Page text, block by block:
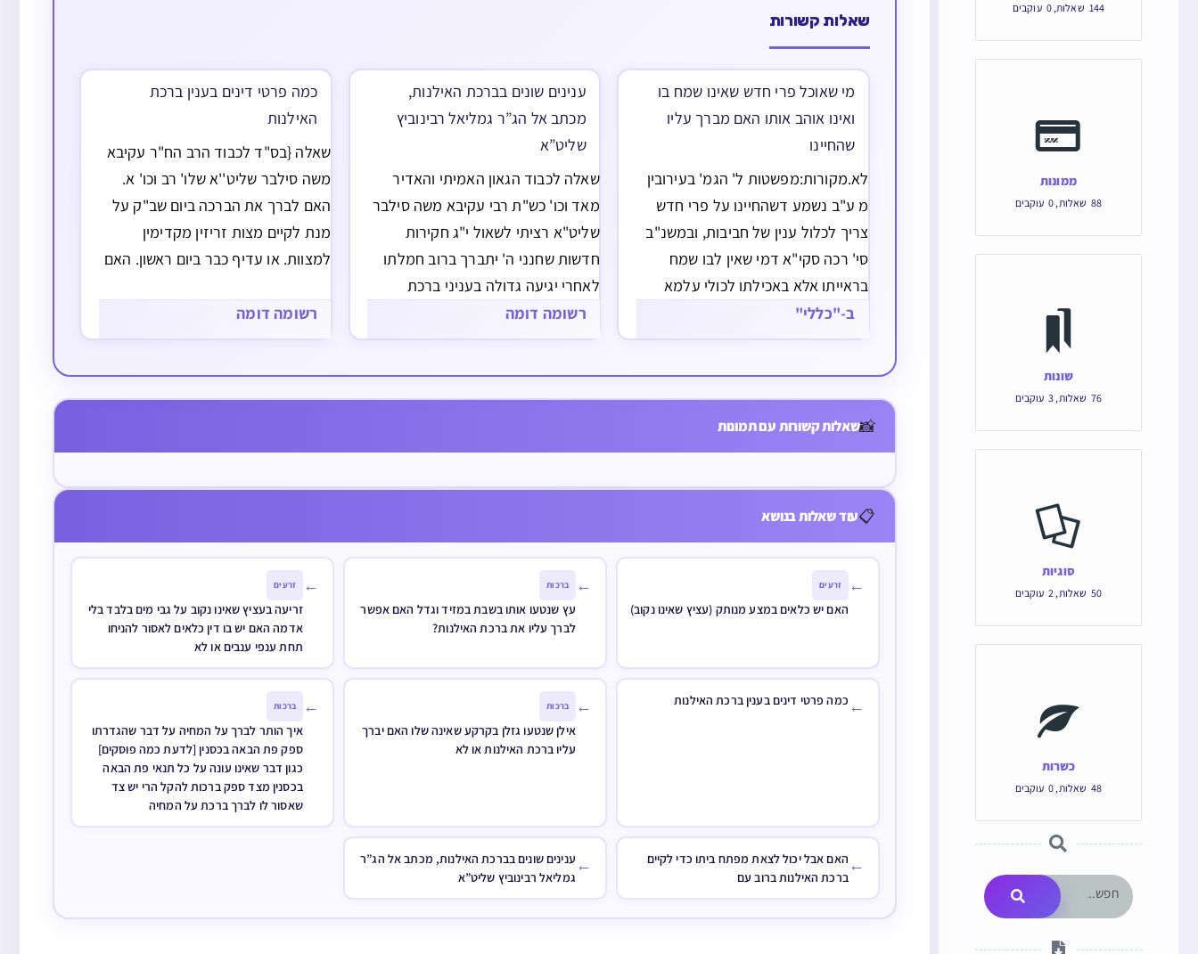
שאלות קשורות
מי שאוכל פרי חדש שאינו שמח בו
ואינו אוהב אותו האם מברך עליו
שהחיינו
לא.מקורות:מפשטות ל' הגמ' בעירובין
מ ע"ב נשמע דשהחיינו על פרי חדש
צריך לכלול ענין של חביבות, ובמשנ"ב
סי' רכה סקי"א דמי שאין לבו שמח
בראייתו אלא באכילתו לכולי עלמא
מברך רק על אכילתו, ומשמע שצריך
שלכה"פ יהיה לבו שמח באכילתו, וגם
ב-"כללי"
ענינים שונים בברכת האילנות,
מכתב אל הג”ר גמליאל רבינוביץ
שליט”א
שאלה לכבוד הגאון האמיתי והאדיר
מאד וכו' כש"ת רבי עקיבא משה סילבר
שליט"א רציתי לשאול י"ג חקירות
חדשות שחנני ה' יתברך ברוב חמלתו
לאחרי יגיעה גדולה בעניני ברכת
האילנות. ואשמח שכת"ר שליט"א יכתוב
לי תשובות בס"ד האם מותר לברך
רשומה דומה
כמה פרטי דינים בענין ברכת
האילנות
שאלה {בס"ד לכבוד הרב הח"ר עקיבא
משה סילבר שליט''א שלו' רב וכו' א.
האם לברך את הברכה ביום שב"ק על
מנת לקיים מצות זריזין מקדימין
למצוות. או עדיף כבר ביום ראשון. האם
הוצאה מרשות לרשות (מאחר ויש
האומרים שצריך לברך על עצים…
רשומה דומה
📸שאלות קשורות עם תמונות
הנוטע בעציץ שאינו נקוב האם חייב בערלה
📋עוד שאלות בנושא
← זרעים
האם יש כלאים במצע מנותק (עציץ שאינו נקוב)
← ברכות
עץ שנטעו אותו בשבת במזיד וגדל האם אפשר
לברך עליו את ברכת האילנות?
← זרעים
זריעה בעציץ שאינו נקוב על גבי מים בלבד בלי
אדמה האם יש בו דין כלאים לאסור להניחו
תחת ענפי ענבים או לא
← כמה פרטי דינים בענין ברכת האילנות ← ברכות
אילן שנטעו גזלן בקרקע שאינה שלו האם יברך
עליו ברכת האילנות או לא
← ברכות
איך הותר לברך על המחיה על דבר שהגדרתו
ספק פת הבאה בכסנין [לדעת כמה פוסקים]
כגון דבר שאינו עונה על כל תנאי פת הבאה
בכסנין מצד ספק ברכות להקל הרי יש צד
שאסור לו לברך ברכת על המחיה
← האם אבל יכול לצאת מפתח ביתו כדי לקיים
ברכת האילנות ברוב עם
← ענינים שונים בברכת האילנות, מכתב אל הג”ר
גמליאל רבינוביץ שליט”א
144 שאלות,
0 עוקבים
ממונות
88 שאלות,
0 עוקבים
שונות
76 שאלות,
3 עוקבים
סוגיות
50 שאלות,
2 עוקבים
כשרות
48 שאלות,
0 עוקבים